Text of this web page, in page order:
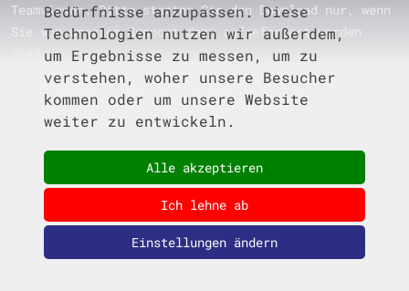
Bedürfnisse anzupassen. Diese
Technologien nutzen wir außerdem,
um Ergebnisse zu messen, um zu
verstehen, woher unsere Besucher
kommen oder um unsere Website
weiter zu entwickeln.
Alle akzeptieren
Ich lehne ab
Einstellungen ändern
Teamviewer. Bitte starten Sie den Download nur, wenn
Sie von unserem Support dazu aufgefordert worden
sind.
Download Fernwartung
REIKEMIT Systemhaus Großwallstadt.